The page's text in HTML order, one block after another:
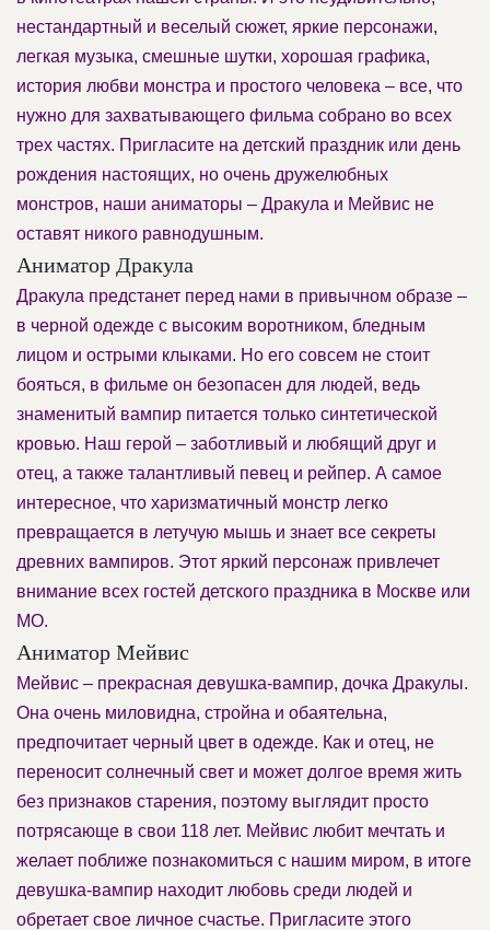
нестандартный и веселый сюжет, яркие персонажи,
легкая музыка, смешные шутки, хорошая графика,
история любви монстра и простого человека – все, что
нужно для захватывающего фильма собрано во всех
трех частях. Пригласите на детский праздник или день
рождения настоящих, но очень дружелюбных
монстров, наши аниматоры – Дракула и Мейвис не
оставят никого равнодушным.
Аниматор Дракула
Дракула предстанет перед нами в привычном образе –
в черной одежде с высоким воротником, бледным
лицом и острыми клыками. Но его совсем не стоит
бояться, в фильме он безопасен для людей, ведь
знаменитый вампир питается только синтетической
кровью. Наш герой – заботливый и любящий друг и
отец, а также талантливый певец и рейпер. А самое
интересное, что харизматичный монстр легко
превращается в летучую мышь и знает все секреты
древних вампиров. Этот яркий персонаж привлечет
внимание всех гостей детского праздника в Москве или
МО.
Аниматор Мейвис
Мейвис – прекрасная девушка-вампир, дочка Дракулы.
Она очень миловидна, стройна и обаятельна,
предпочитает черный цвет в одежде. Как и отец, не
переносит солнечный свет и может долгое время жить
без признаков старения, поэтому выглядит просто
потрясающе в свои 118 лет. Мейвис любит мечтать и
желает поближе познакомиться с нашим миром, в итоге
девушка-вампир находит любовь среди людей и
обретает свое личное счастье. Пригласите этого